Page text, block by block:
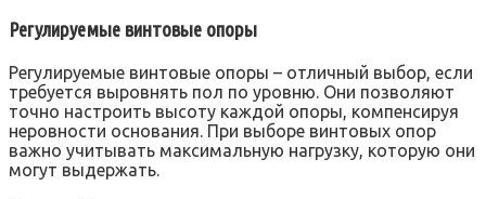
Регулируемые винтовые опоры
Регулируемые винтовые опоры – отличный выбор, если
требуется выровнять пол по уровню. Они позволяют
точно настроить высоту каждой опоры, компенсируя
неровности основания. При выборе винтовых опор
важно учитывать максимальную нагрузку, которую они
могут выдержать.